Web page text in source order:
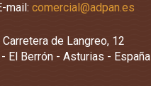
mail: comercial@adpan.es
Carretera de Langreo, 12
El Berrón - Asturias - España